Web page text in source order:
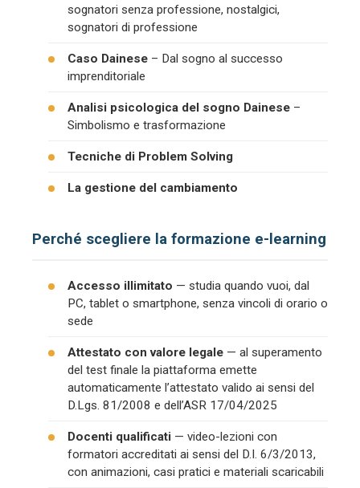
sognatori senza professione, nostalgici,
sognatori di professione
Caso Dainese – Dal sogno al successo
imprenditoriale
Analisi psicologica del sogno Dainese –
Simbolismo e trasformazione
Tecniche di Problem Solving
La gestione del cambiamento
Perché scegliere la formazione e-learning
Accesso illimitato — studia quando vuoi, dal
PC, tablet o smartphone, senza vincoli di orario o
sede
Attestato con valore legale — al superamento
del test finale la piattaforma emette
automaticamente l’attestato valido ai sensi del
D.Lgs. 81/2008 e dell’ASR 17/04/2025
Docenti qualificati — video-lezioni con
formatori accreditati ai sensi del D.I. 6/3/2013,
con animazioni, casi pratici e materiali scaricabili